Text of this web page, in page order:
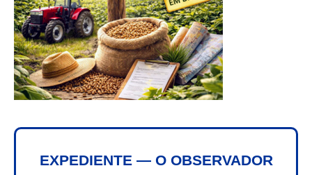
EXPEDIENTE — O OBSERVADOR